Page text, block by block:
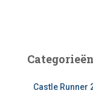
Categorieën
Castle Runner